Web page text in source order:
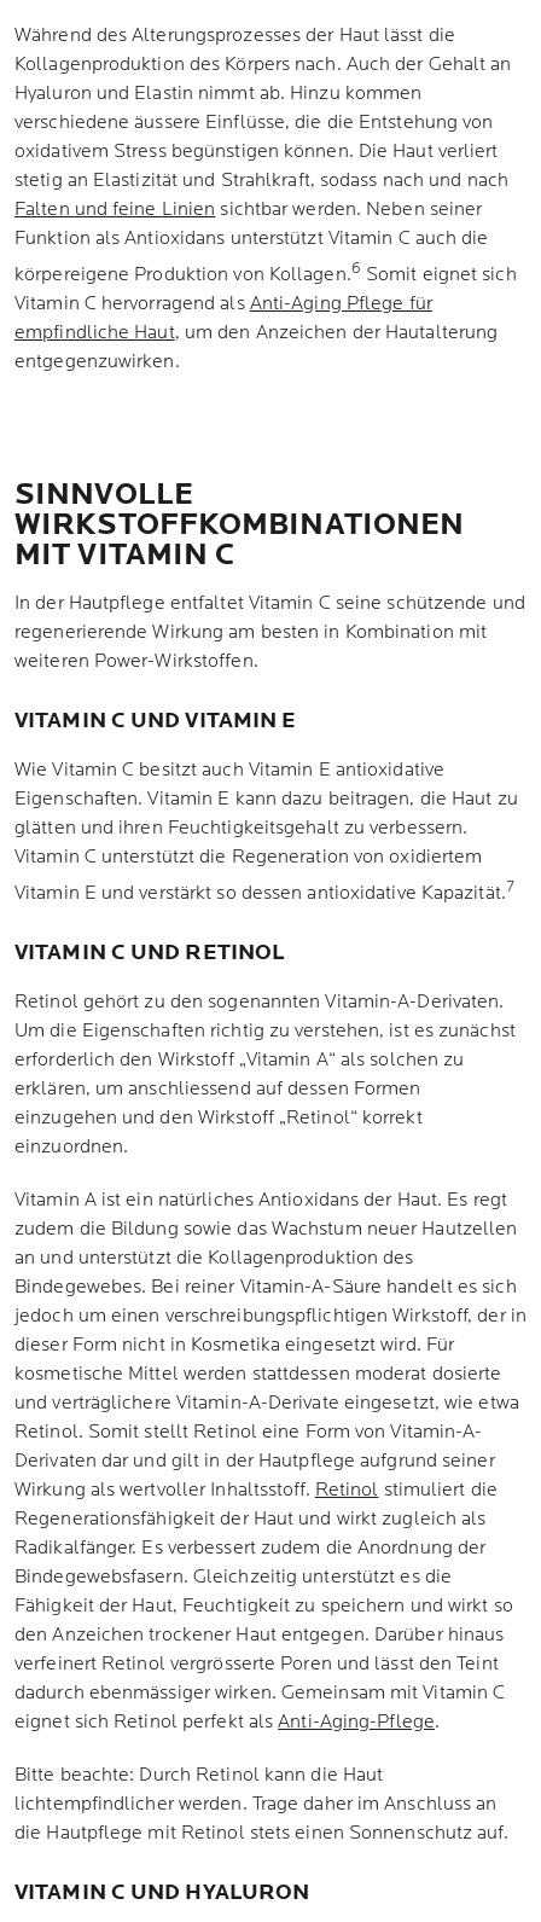
Während des Alterungsprozesses der Haut lässt die
Kollagenproduktion des Körpers nach. Auch der Gehalt an
Hyaluron und Elastin nimmt ab. Hinzu kommen
verschiedene äussere Einflüsse, die die Entstehung von
oxidativem Stress begünstigen können. Die Haut verliert
stetig an Elastizität und Strahlkraft, sodass nach und nach
Falten und feine Linien sichtbar werden. Neben seiner
Funktion als Antioxidans unterstützt Vitamin C auch die
körpereigene Produktion von Kollagen.6 Somit eignet sich
Vitamin C hervorragend als Anti-Aging Pflege für
empfindliche Haut, um den Anzeichen der Hautalterung
entgegenzuwirken.
SINNVOLLE
WIRKSTOFFKOMBINATIONEN
MIT VITAMIN C
In der Hautpflege entfaltet Vitamin C seine schützende und
regenerierende Wirkung am besten in Kombination mit
weiteren Power-Wirkstoffen.
VITAMIN C UND VITAMIN E
Wie Vitamin C besitzt auch Vitamin E antioxidative
Eigenschaften. Vitamin E kann dazu beitragen, die Haut zu
glätten und ihren Feuchtigkeitsgehalt zu verbessern.
Vitamin C unterstützt die Regeneration von oxidiertem
Vitamin E und verstärkt so dessen antioxidative Kapazität.7
VITAMIN C UND RETINOL
Retinol gehört zu den sogenannten Vitamin-A-Derivaten.
Um die Eigenschaften richtig zu verstehen, ist es zunächst
erforderlich den Wirkstoff „Vitamin A“ als solchen zu
erklären, um anschliessend auf dessen Formen
einzugehen und den Wirkstoff „Retinol“ korrekt
einzuordnen.
Vitamin A ist ein natürliches Antioxidans der Haut. Es regt
zudem die Bildung sowie das Wachstum neuer Hautzellen
an und unterstützt die Kollagenproduktion des
Bindegewebes. Bei reiner Vitamin-A-Säure handelt es sich
jedoch um einen verschreibungspflichtigen Wirkstoff, der in
dieser Form nicht in Kosmetika eingesetzt wird. Für
kosmetische Mittel werden stattdessen moderat dosierte
und verträglichere Vitamin-A-Derivate eingesetzt, wie etwa
Retinol. Somit stellt Retinol eine Form von Vitamin-A-
Derivaten dar und gilt in der Hautpflege aufgrund seiner
Wirkung als wertvoller Inhaltsstoff. Retinol stimuliert die
Regenerationsfähigkeit der Haut und wirkt zugleich als
Radikalfänger. Es verbessert zudem die Anordnung der
Bindegewebsfasern. Gleichzeitig unterstützt es die
Fähigkeit der Haut, Feuchtigkeit zu speichern und wirkt so
den Anzeichen trockener Haut entgegen. Darüber hinaus
verfeinert Retinol vergrösserte Poren und lässt den Teint
dadurch ebenmässiger wirken. Gemeinsam mit Vitamin C
eignet sich Retinol perfekt alsAnti-Aging-Pflege.
Bitte beachte: Durch Retinol kann die Haut
lichtempfindlicher werden. Trage daher im Anschluss an
die Hautpflege mit Retinol stets einen Sonnenschutz auf.
VITAMIN C UND HYALURON